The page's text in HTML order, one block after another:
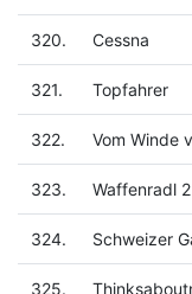
320. Cessna
321. Topfahrer
322. Vom Winde
323. Waffenradl 2
324. Schweizer
325.